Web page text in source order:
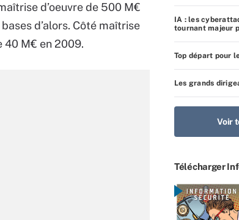
d’oeuvre de 500 M€
d’alors. Côté maîtrise
40 M€ en 2009.
IA : les
tournant majeur
Top départ pour
Les grands
Voir
Télécharger